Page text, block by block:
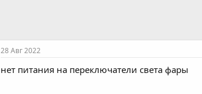
28 Авг 2022
нет питания на переключатели света фары